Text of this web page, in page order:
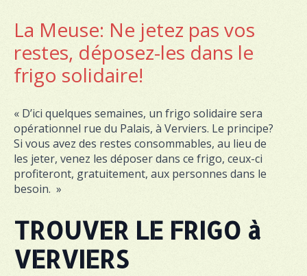
La Meuse: Ne jetez pas vos
restes, déposez-les dans le
frigo solidaire!
« D’ici quelques semaines, un frigo solidaire sera
opérationnel rue du Palais, à Verviers. Le principe?
Si vous avez des restes consommables, au lieu de
les jeter, venez les déposer dans ce frigo, ceux-ci
profiteront, gratuitement, aux personnes dans le
besoin. »
TROUVER LE FRIGO à
VERVIERS